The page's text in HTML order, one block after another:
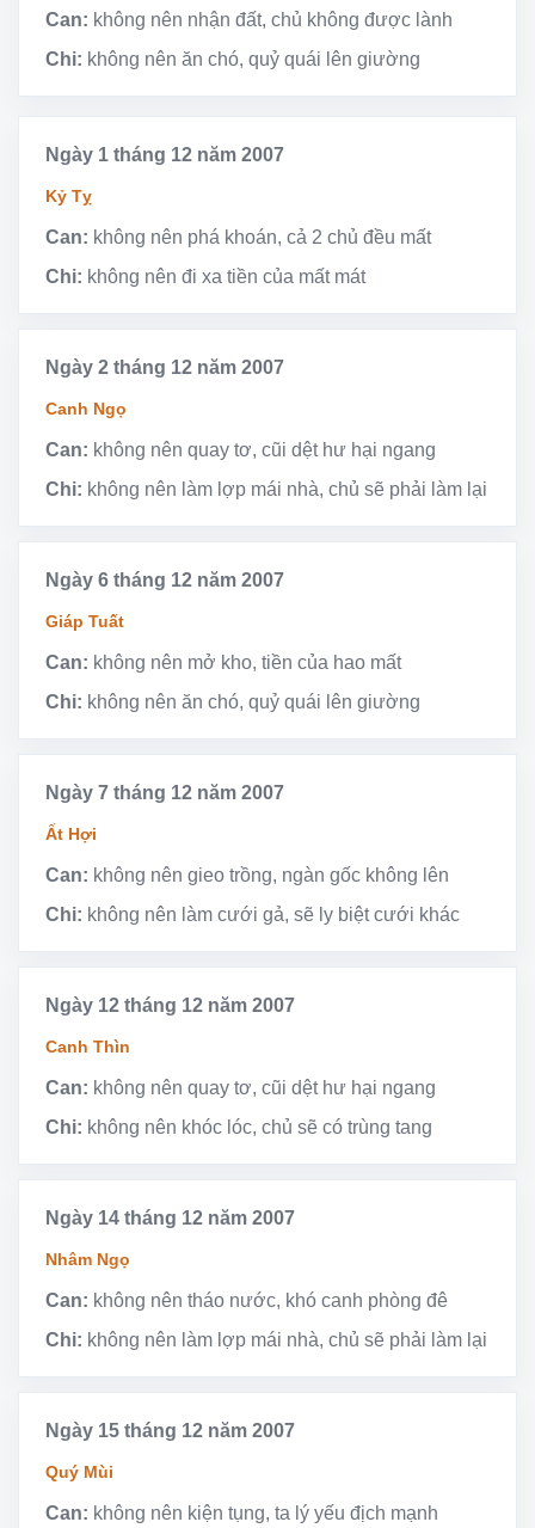
Can: không nên nhận đất, chủ không được lành
Chi: không nên ăn chó, quỷ quái lên giường
Ngày 1 tháng 12 năm 2007
Kỷ Tỵ
Can: không nên phá khoán, cả 2 chủ đều mất
Chi: không nên đi xa tiền của mất mát
Ngày 2 tháng 12 năm 2007
Canh Ngọ
Can: không nên quay tơ, cũi dệt hư hại ngang
Chi: không nên làm lợp mái nhà, chủ sẽ phải làm lại
Ngày 6 tháng 12 năm 2007
Giáp Tuất
Can: không nên mở kho, tiền của hao mất
Chi: không nên ăn chó, quỷ quái lên giường
Ngày 7 tháng 12 năm 2007
Ất Hợi
Can: không nên gieo trồng, ngàn gốc không lên
Chi: không nên làm cưới gả, sẽ ly biệt cưới khác
Ngày 12 tháng 12 năm 2007
Canh Thìn
Can: không nên quay tơ, cũi dệt hư hại ngang
Chi: không nên khóc lóc, chủ sẽ có trùng tang
Ngày 14 tháng 12 năm 2007
Nhâm Ngọ
Can: không nên tháo nước, khó canh phòng đê
Chi: không nên làm lợp mái nhà, chủ sẽ phải làm lại
Ngày 15 tháng 12 năm 2007
Quý Mùi
Can: không nên kiện tụng, ta lý yếu địch mạnh